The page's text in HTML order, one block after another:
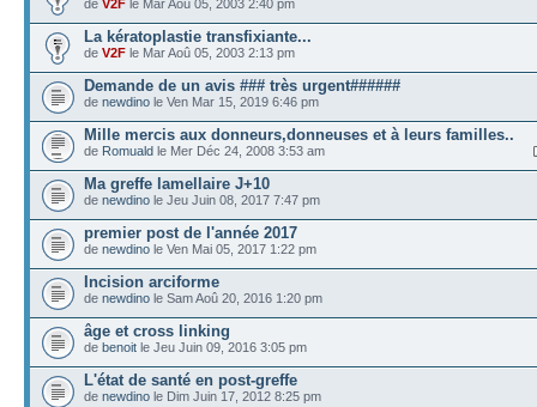
de V2F le Mar Aoû 05, 2003 2:40 pm
La kératoplastie transfixiante...
de V2F le Mar Aoû 05, 2003 2:13 pm
Demande de un avis ### très urgent######
de newdino le Ven Mar 15, 2019 6:46 pm
Mille mercis aux donneurs,donneuses et à leurs familles..
de Romuald le Mer Déc 24, 2008 3:53 am
Ma greffe lamellaire J+10
de newdino le Jeu Juin 08, 2017 7:47 pm
premier post de l'année 2017
de newdino le Ven Mai 05, 2017 1:22 pm
Incision arciforme
de newdino le Sam Aoû 20, 2016 1:20 pm
âge et cross linking
de benoit le Jeu Juin 09, 2016 3:05 pm
L'état de santé en post-greffe
de newdino le Dim Juin 17, 2012 8:25 pm